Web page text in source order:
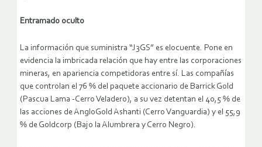
Entramado oculto
La información que suministra “J3GS” es elocuente. Pone en
evidencia la imbricada relación que hay entre las corporaciones
mineras, en apariencia competidoras entre sí. Las compañías
que controlan el 76 % del paquete accionario de Barrick Gold
(Pascua Lama -Cerro Veladero), a su vez detentan el 40,5 % de
las acciones de AngloGold Ashanti (Cerro Vanguardia) y el 55,9
% de Goldcorp (Bajo la Alumbrera y Cerro Negro).